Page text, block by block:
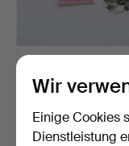
Schweden/
80%.
Beendet 27. Dez 2024
6 Gebote
295 USD
Wir
Einige Cookies
Dienstleistung